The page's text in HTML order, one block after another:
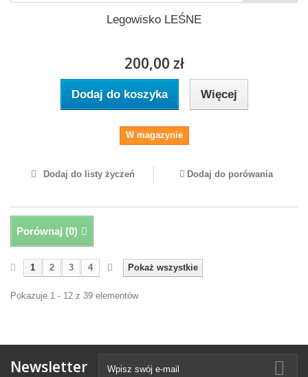
Legowisko LEŚNE
200,00 zł
Dodaj do koszyka Więcej
W magazynie
Dodaj do listy życzeń Dodaj do porówania
Porównaj (0)
Pokaż wszystkie
1 2 3 4
Pokazuje 1 - 12 z 39 elementów
Newsletter